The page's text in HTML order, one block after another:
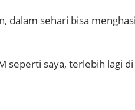
dalam sehari bisa
seperti saya, terlebih lagi